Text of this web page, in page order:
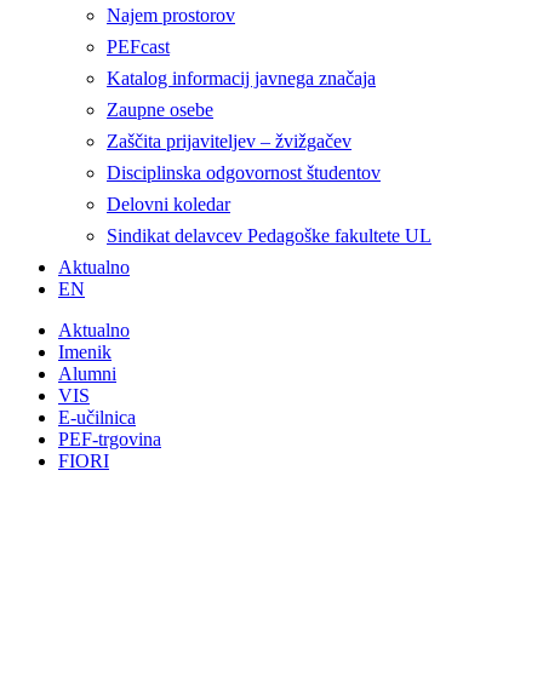
Najem prostorov
PEFcast
Katalog informacij javnega značaja
Zaupne osebe
Zaščita prijaviteljev – žvižgačev
Disciplinska odgovornost študentov
Delovni koledar
Sindikat delavcev Pedagoške fakultete UL
Aktualno
EN
Aktualno
Imenik
Alumni
VIS
E-učilnica
PEF-trgovina
FIORI